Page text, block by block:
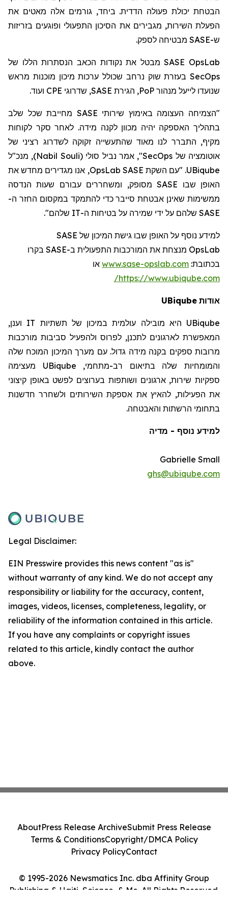
הבטחת יכולת פעולה הדדית. ביחד, גורמים אלה מאטים את
הפעלת השירות, מגבירים את הסיכון התפעולי ופוגעים בזריזות
ש-SASE מבטיחה לספק.
SASE OpsLabמבטל את נקודות הכאב הנסתרות הללו של
SecOps בעזרת שוק נרחב שכולל ערכות מיכון מוכנות מראש
שנועדו לייעל מנהור PoP, הגירת SASE, שדרוגי CPE ועוד.
"הצמיחה העצומה באימוץ שירותי SASE מחייבת שכל שלב
בתהליך האספקה יהיה מכוון לקנה מידה. לאחר סקר לקוחות
מקיף, התברר לנו מאוד שהתעשייה זקוקה לשדרוג רציני של
אוטומציה של SecOps", אמר נביל סולי (
Nabil Souli
), מנכ"ל
UBiqube. "עם השקת SASE OpsLab, אנו מגדירים מחדש את
האופן שבו SASE מסופק, ומשחררים עבורם שעות הנדסה
ממשימות שאינן אבטחת סייבר כדי להתמקד במקסום החזר ה-
SASE שלהם על ידי שמירה על בטיחות ה-IT שלהם".
למידע נוסף על האופן שבו גישת המיכון של SASE
OpsLab מנצחת את המורכבות התפעולית ב-SASE בקרו
בכתובת:
www.sase-opslab.com או
https://www.ubiqube.com/
אודות UBiqube
UBiqube היא מובילה עולמית במיכון של תשתיות IT וענן,
המאפשרת לארגונים לתכנן, לפרוס ולהפעיל סביבות מורכבות
מרובות ספקים בקנה מידה גדול. עם מערך המיכון המוכח שלה
והמומחיות שלה בתיאום רב-מתחמי, UBiqube מעצימה
ספקיות שירות, ארגונים ושותפות בערוצים לפשט באופן קיצוני
את הפעילות, להאיץ את אספקת השירותים ולשחרר חדשנות
בתחומי הרשתות והאבטחה.
למידע נוסף - מדיה
Gabrielle Small
ghs@ubiqube.com
Legal Disclaimer:
EIN Presswire provides this news content "as is"
without warranty of any kind. We do not accept any
responsibility or liability for the accuracy, content,
images, videos, licenses, completeness, legality, or
reliability of the information contained in this article.
If you have any complaints or copyright issues
related to this article, kindly contact the author
above.
© 1995-2026 Newsmatics Inc. dba Affinity Group
Publishing & Haiti, Science, & Me. All Rights Reserved.
AboutPress Release ArchiveSubmit Press Release
Terms & ConditionsCopyright/DMCA Policy
Privacy PolicyContact